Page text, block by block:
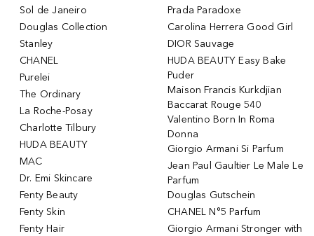
Sol de Janeiro
Douglas Collection
Stanley
CHANEL
Purelei
The Ordinary
La Roche-Posay
Charlotte Tilbury
HUDA BEAUTY
MAC
Dr. Emi Skincare
Fenty Beauty
Fenty Skin
Fenty Hair
Prada Paradoxe
Carolina Herrera Good Girl
DIOR Sauvage
HUDA BEAUTY Easy Bake
Puder
Maison Francis Kurkdjian
Baccarat Rouge 540
Valentino Born In Roma
Donna
Giorgio Armani Si Parfum
Jean Paul Gaultier Le Male Le
Parfum
Douglas Gutschein
CHANEL N°5 Parfum
Giorgio Armani Stronger with